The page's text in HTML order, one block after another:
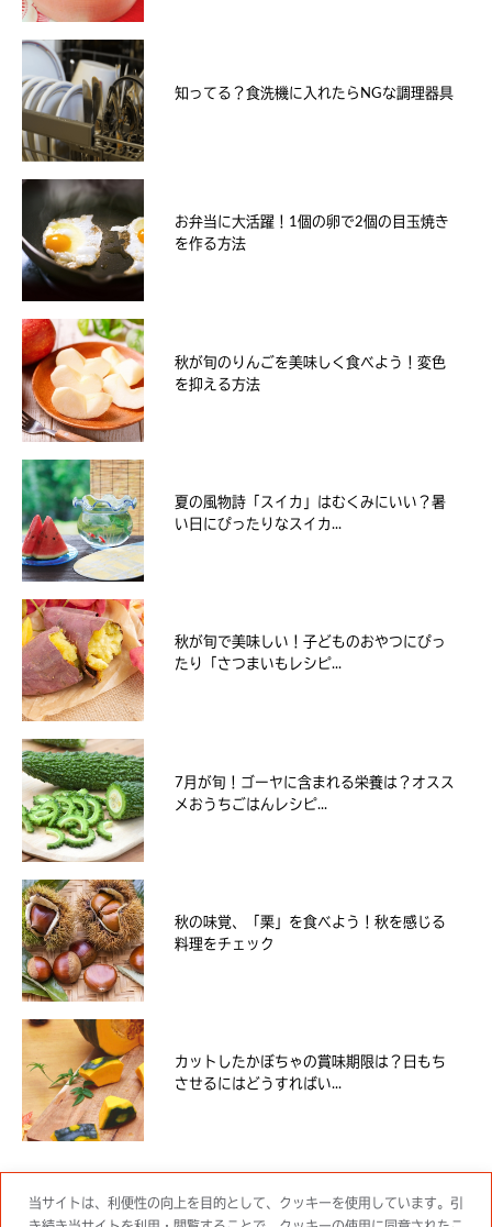
知ってる？食洗機に入れたらNGな調理器具
お弁当に大活躍！1個の卵で2個の目玉焼き
を作る方法
秋が旬のりんごを美味しく食べよう！変色
を抑える方法
夏の風物詩「スイカ」はむくみにいい？暑
い日にぴったりなスイカ...
秋が旬で美味しい！子どものおやつにぴっ
たり「さつまいもレシピ...
7月が旬！ゴーヤに含まれる栄養は？オスス
メおうちごはんレシピ...
秋の味覚、「栗」を食べよう！秋を感じる
料理をチェック
カットしたかぼちゃの賞味期限は？日もち
させるにはどうすればい...
当サイトは、利便性の向上を目的として、クッキーを使用しています。引